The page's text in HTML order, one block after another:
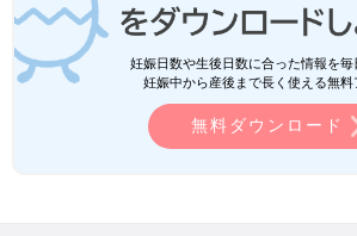
妊娠日数や生後日数に合った情報を毎
妊娠中から産後まで長く使える無料
無料ダウンロード